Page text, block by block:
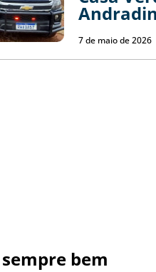
7 de maio de 2026
bem